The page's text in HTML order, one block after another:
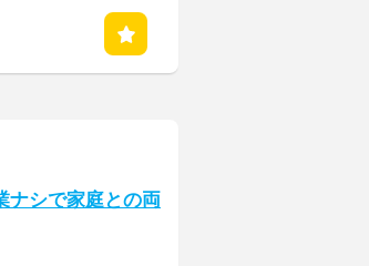
ナシで家庭との両